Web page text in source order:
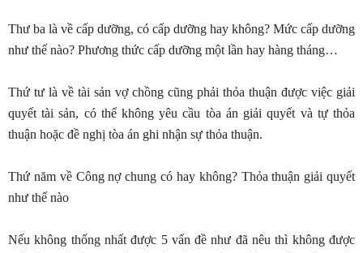
Thư ba là về cấp dưỡng, có cấp dưỡng hay không? Mức cấp dưỡng
như thế nào? Phương thức cấp dưỡng một lần hay hàng tháng…
Thứ tư là về tài sản vợ chồng cũng phải thỏa thuận được việc giải
quyết tài sản, có thể không yêu cầu tòa án giải quyết và tự thỏa
thuận hoặc đề nghị tòa án ghi nhận sự thỏa thuận.
Thứ năm về Công nợ chung có hay không? Thỏa thuận giải quyết
như thế nào
Nếu không thống nhất được 5 vấn đề như đã nêu thì không được